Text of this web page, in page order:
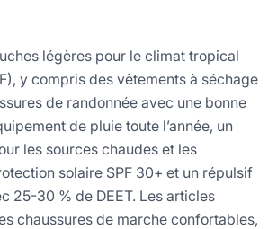
légères pour le climat tropical
y compris des vêtements à séchage
de randonnée avec une bonne
de pluie toute l’année, un
les sources chaudes et les
solaire SPF 30+ et un répulsif
25-30 % de DEET. Les articles
chaussures de marche confortables,